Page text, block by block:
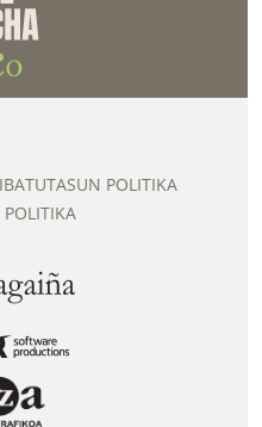
POLITIKA
POLITIKA